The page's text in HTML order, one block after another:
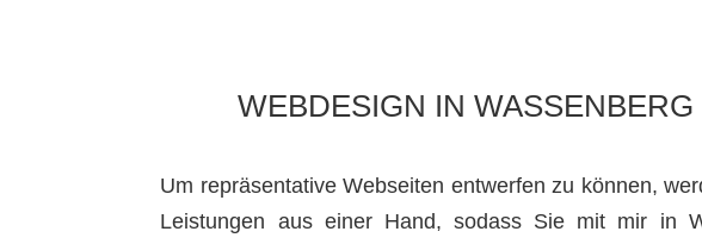
WEBDESIGN IN
Um repräsentative Webseiten entwerfen zu können,
Leistungen aus einer Hand, sodass Sie mit mir in